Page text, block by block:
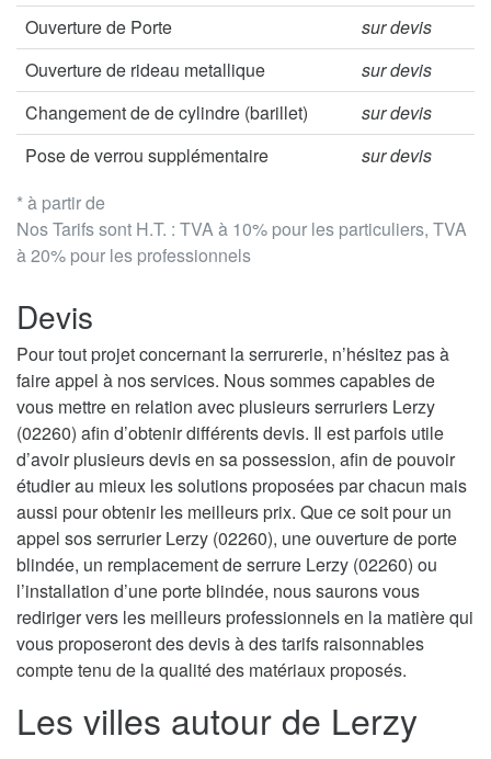
* à partir de
Nos Tarifs sont H.T. : TVA à 10% pour les particuliers, TVA
à 20% pour les professionnels
Ouverture de Porte
sur devis
Ouverture de rideau metallique
sur devis
Changement de de cylindre (barillet)
sur devis
Pose de verrou supplémentaire
sur devis
Devis
Pour tout projet concernant la serrurerie, n’hésitez pas à
faire appel à nos services. Nous sommes capables de
vous mettre en relation avec plusieurs serruriers Lerzy
(02260) afin d’obtenir différents devis. Il est parfois utile
d’avoir plusieurs devis en sa possession, afin de pouvoir
étudier au mieux les solutions proposées par chacun mais
aussi pour obtenir les meilleurs prix. Que ce soit pour un
appel sos serrurier Lerzy (02260), une ouverture de porte
blindée, un remplacement de serrure Lerzy (02260) ou
l’installation d’une porte blindée, nous saurons vous
rediriger vers les meilleurs professionnels en la matière qui
vous proposeront des devis à des tarifs raisonnables
compte tenu de la qualité des matériaux proposés.
Les villes autour de Lerzy